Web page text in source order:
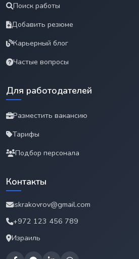
Поиск работы
Добавить резюме
Карьерный блог
Частые вопросы
Для работодателей
Разместить вакансию
Тарифы
Подбор персонала
Контакты
iskrakovrov@gmail.com
+972 123 456 789
Израиль